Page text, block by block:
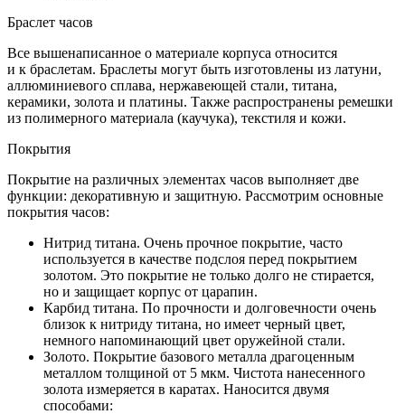
Браслет часов
Все вышенаписанное о материале корпуса относится
и к браслетам. Браслеты могут быть изготовлены из латуни,
аллюминиевого сплава, нержавеющей стали, титана,
керамики, золота и платины. Также распространены ремешки
из полимерного материала (каучука), текстиля и кожи.
Покрытия
Покрытие на различных элементах часов выполняет две
функции: декоративную и защитную. Рассмотрим основные
покрытия часов:
Нитрид титана. Очень прочное покрытие, часто
используется в качестве подслоя перед покрытием
золотом. Это покрытие не только долго не стирается,
но и защищает корпус от царапин.
Карбид титана. По прочности и долговечности очень
близок к нитриду титана, но имеет черный цвет,
немного напоминающий цвет оружейной стали.
Золото. Покрытие базового металла драгоценным
металлом толщиной от 5 мкм. Чистота нанесенного
золота измеряется в каратах. Наносится двумя
способами: